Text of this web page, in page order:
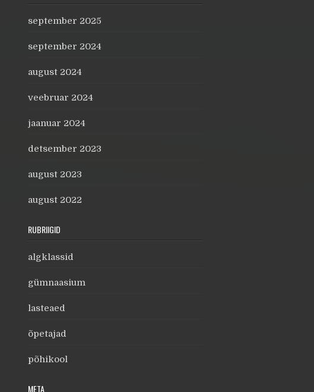
september 2025
september 2024
august 2024
veebruar 2024
jaanuar 2024
detsember 2023
august 2023
august 2022
RUBRIIGID
algklassid
gümnaasium
lasteaed
õpetajad
põhikool
META